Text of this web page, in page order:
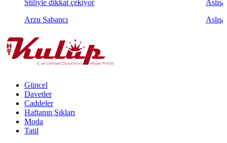
Stiliyle dikkat çekiyor
Arzu Sabancı
Güncel
Davetler
Caddeler
Haftanın Şıkları
Moda
Tatil